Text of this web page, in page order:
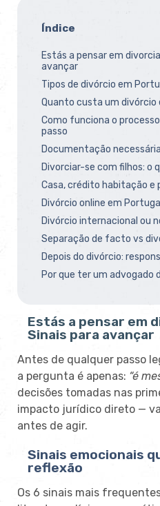
Índice
Estás a pensar em
avançar
Tipos de divórcio em
Quanto custa um divórcio
Como funciona o
passo
Documentação necessária
Divorciar-se com filhos: o
Casa, crédito habitação e
Divórcio online em Portugal
Divórcio internacional ou
Separação de facto vs
Depois do divórcio:
Por que ter um advogado
Estás a pensar em
Sinais para avançar
Antes de qualquer passo
a pergunta é apenas: “é
decisões tomadas nas
impacto jurídico direto —
antes de agir.
Sinais emocionais
reflexão
Os 6 sinais mais